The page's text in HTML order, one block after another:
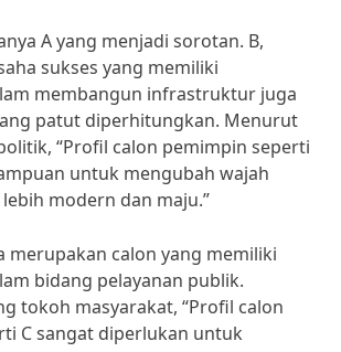
A yang menjadi sorotan. B,
sukses yang memiliki
membangun infrastruktur juga
patut diperhitungkan. Menurut
“Profil calon pemimpin seperti
untuk mengubah wajah
modern dan maju.”
merupakan calon yang memiliki
bidang pelayanan publik.
tokoh masyarakat, “Profil calon
C sangat diperlukan untuk